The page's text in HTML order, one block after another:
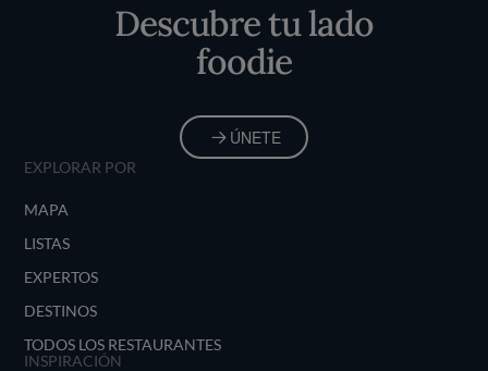
Descubre tu lado
foodie
ÚNETE
EXPLORAR POR
MAPA
LISTAS
EXPERTOS
DESTINOS
TODOS LOS RESTAURANTES
INSPIRACIÓN